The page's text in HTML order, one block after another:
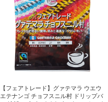
【フェアトレード】グァテマラ ウエウ
エテナンゴ チョフスニル村 ドリップバ